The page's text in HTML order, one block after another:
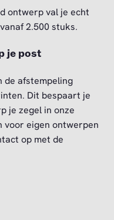
ontwerp val je echt
2.500 stuks.
je post
de afstempeling
Dit bespaart je
je zegel in onze
voor eigen ontwerpen
op met de